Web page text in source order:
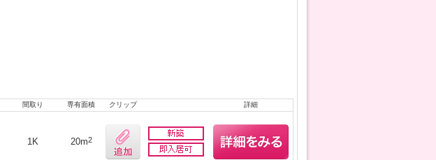
間取り 専有面積 クリップ 詳細
1K 20m2